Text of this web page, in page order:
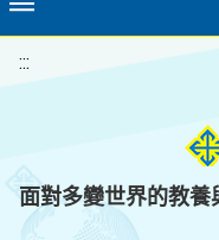
:::
面對多變世界的教